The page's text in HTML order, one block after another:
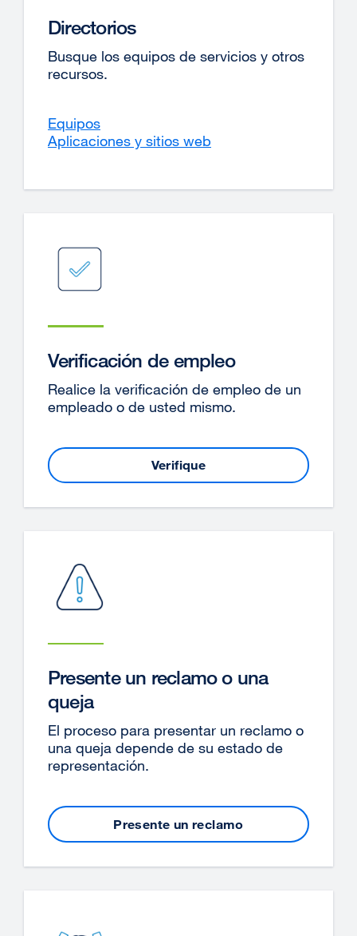
Directorios
Busque los equipos de servicios y otros
recursos.
Equipos
Aplicaciones y sitios web
Verificación de empleo
Realice la verificación de empleo de un
empleado o de usted mismo.
Verifique
Presente un reclamo o una
queja
El proceso para presentar un reclamo o
una queja depende de su estado de
representación.
Presente un reclamo